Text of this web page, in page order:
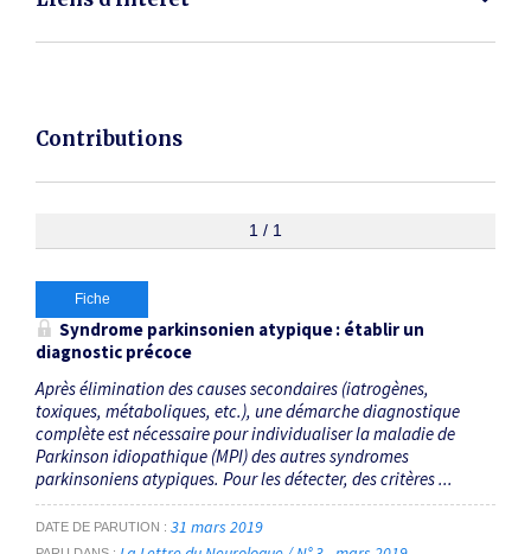
Contributions
1 / 1
Fiche
Syndrome parkinsonien atypique : établir un
diagnostic précoce
Après élimination des causes secondaires (iatrogènes,
toxiques, métaboliques, etc.), une démarche diagnostique
complète est nécessaire pour individualiser la maladie de
Parkinson idiopathique (MPI) des autres syndromes
parkinsoniens atypiques. Pour les détecter, des critères ...
DATE DE PARUTION 31 mars 2019